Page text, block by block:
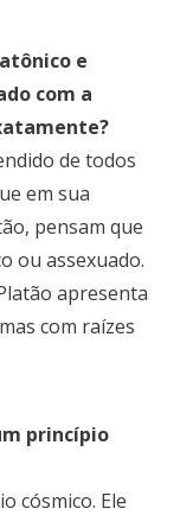
e
com a
de todos
em sua
pensam que
ou assexuado.
apresenta
com raízes
princípio
cósmico. Ele